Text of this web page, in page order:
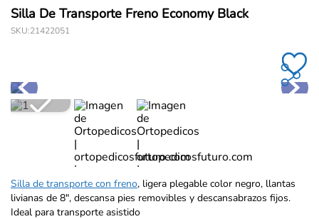
Silla De Transporte Freno Economy Black
SKU:21422051
Silla de transporte con freno, ligera plegable color negro, llantas
livianas de 8", descansa pies removibles y descansabrazos fijos.
Ideal para transporte asistido